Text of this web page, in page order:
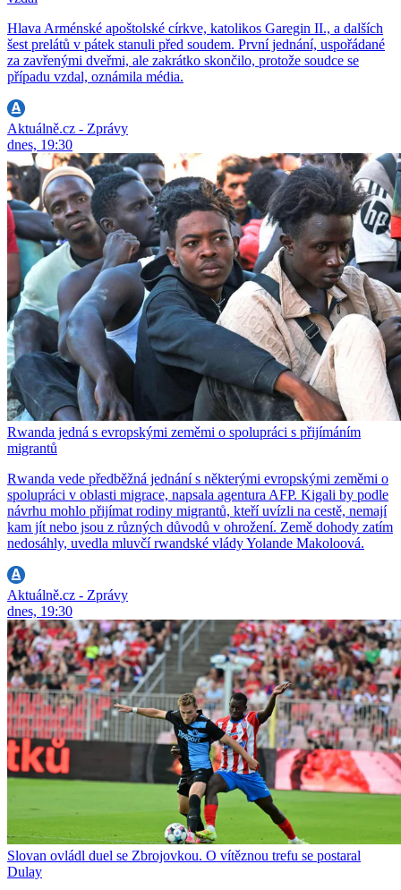
Hlava Arménské apoštolské církve, katolikos Garegin II., a dalších
šest prelátů v pátek stanuli před soudem. První jednání, uspořádané
za zavřenými dveřmi, ale zakrátko skončilo, protože soudce se
případu vzdal, oznámila média.
Aktuálně.cz - Zprávy
dnes, 19:30
Rwanda jedná s evropskými zeměmi o spolupráci s přijímáním
migrantů
Rwanda vede předběžná jednání s některými evropskými zeměmi o
spolupráci v oblasti migrace, napsala agentura AFP. Kigali by podle
návrhu mohlo přijímat rodiny migrantů, kteří uvízli na cestě, nemají
kam jít nebo jsou z různých důvodů v ohrožení. Země dohody zatím
nedosáhly, uvedla mluvčí rwandské vlády Yolande Makoloová.
Aktuálně.cz - Zprávy
dnes, 19:30
Slovan ovládl duel se Zbrojovkou. O vítěznou trefu se postaral
Dulay